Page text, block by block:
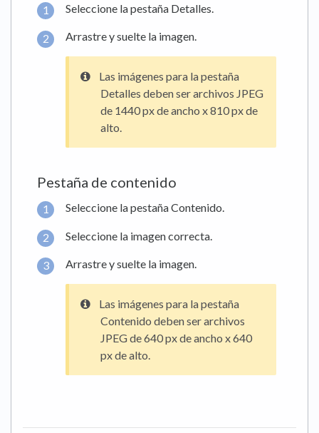
Seleccione la pestaña Detalles.
Arrastre y suelte la imagen.
Las imágenes para la pestaña
Detalles deben ser archivos JPEG
de 1440 px de ancho x 810 px de
alto.
Pestaña de contenido
Seleccione la pestaña Contenido.
Seleccione la imagen correcta.
Arrastre y suelte la imagen.
Las imágenes para la pestaña
Contenido deben ser archivos
JPEG de 640 px de ancho x 640
px de alto.